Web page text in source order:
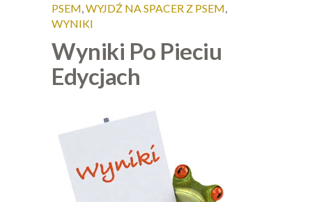
PSEM,WYJDŹ NA SPACER Z PSEM,
WYNIKI
Wyniki Po Pieciu
Edycjach